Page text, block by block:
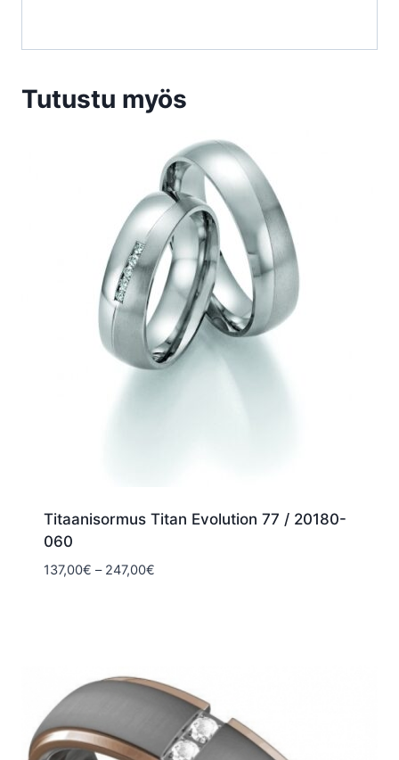
Tutustu myös
Titaanisormus Titan Evolution 77 / 20180-
060
137,00€ – 247,00€Hintaluokka: